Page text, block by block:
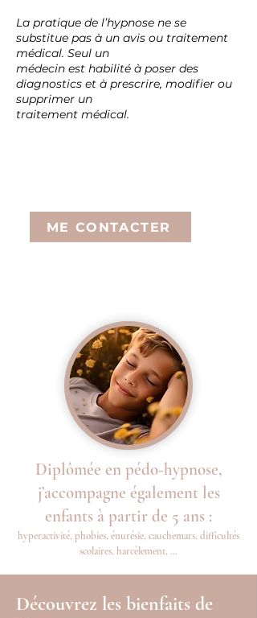
La pratique de l’hypnose ne se
substitue pas à un avis ou traitement
médical. Seul un
médecin est habilité à poser des
diagnostics et à prescrire, modifier ou
supprimer un
traitement médical.
ME CONTACTER
Diplômée en pédo-hypnose,
j’accompagne également les
enfants à partir de 5 ans :
hyperactivité, phobies, énurésie, cauchemars, difficultés
scolaires, harcèlement, …
Découvrez les bienfaits de